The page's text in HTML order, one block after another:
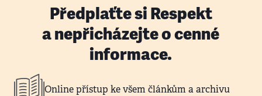
Předplaťte si Respekt
a nepřicházejte o cenné
informace.
Online přístup ke všem článkům a archivu